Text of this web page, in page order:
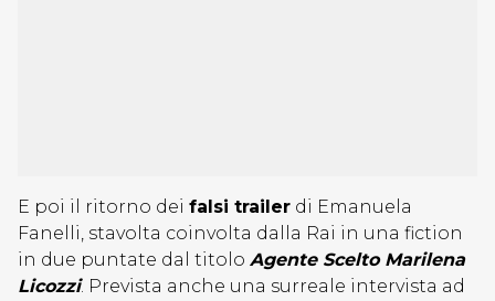
E poi il ritorno dei falsi trailer di Emanuela
Fanelli, stavolta coinvolta dalla Rai in una fiction
in due puntate dal titolo Agente Scelto Marilena
Licozzi. Prevista anche una surreale intervista ad